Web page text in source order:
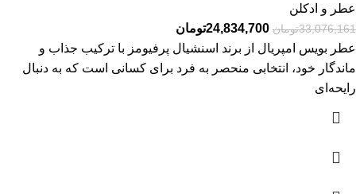
عطر و ادکلن
33,076,161تومان 24,834,700تومان
عطر بویس امپریال از برند اسنشیال پرفیومز با ترکیب جذاب و
ماندگار خود، انتخابی منحصر به فرد برای کسانی است که به دنبال
رایحه‌ای